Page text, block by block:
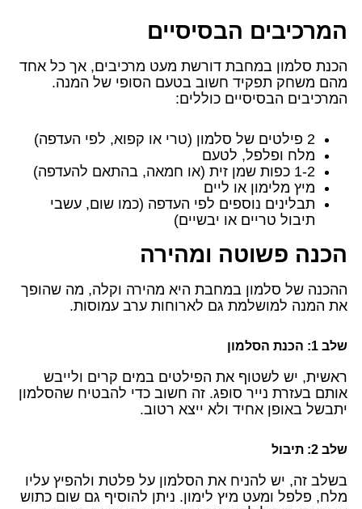
המרכיבים הבסיסיים
הכנת סלמון במחבת דורשת מעט מרכיבים, אך כל אחד
מהם משחק תפקיד חשוב בטעם הסופי של המנה.
המרכיבים הבסיסיים כוללים:
2 פילטים של סלמון (טרי או קפוא, לפי העדפה)
מלח ופלפל, לטעם
1-2 כפות שמן זית (או חמאה, בהתאם להעדפה)
מיץ מלימון או ליים
תבלינים נוספים לפי העדפה (כמו שום, עשבי
תיבול טריים או יבשיים)
הכנה פשוטה ומהירה
ההכנה של סלמון במחבת היא מהירה וקלה, מה שהופך
את המנה למושלמת גם לארוחות ערב עמוסות.
שלב 1: הכנת הסלמון
ראשית, יש לשטוף את הפילטים במים קרים ולייבש
אותם בעזרת נייר סופג. זה חשוב כדי להבטיח שהסלמון
יתבשל באופן אחיד ולא ייצא רטוב.
שלב 2: תיבול
בשלב זה, יש להניח את הסלמון על פלטת ולהפיץ עליו
מלח, פלפל ומעט מיץ לימון. ניתן להוסיף גם שום כתוש